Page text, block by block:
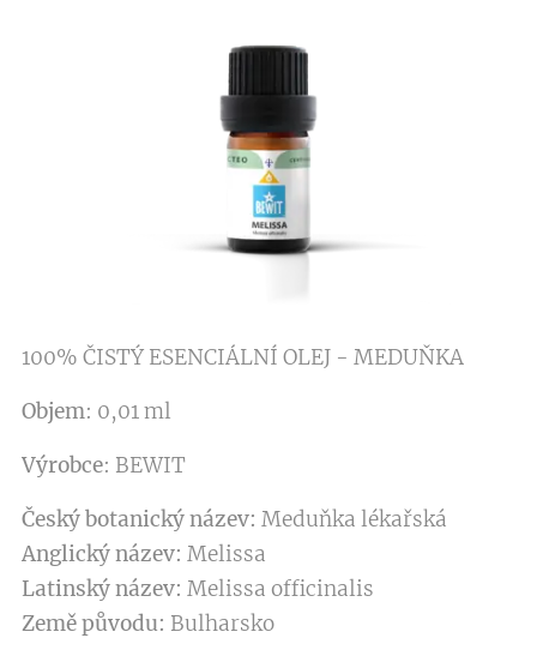
100% ČISTÝ ESENCIÁLNÍ OLEJ - MEDUŇKA
Objem: 0,01 ml
Výrobce: BEWIT
Český botanický název: Meduňka lékařská
Anglický název: Melissa
Latinský název: Melissa officinalis
Země původu: Bulharsko